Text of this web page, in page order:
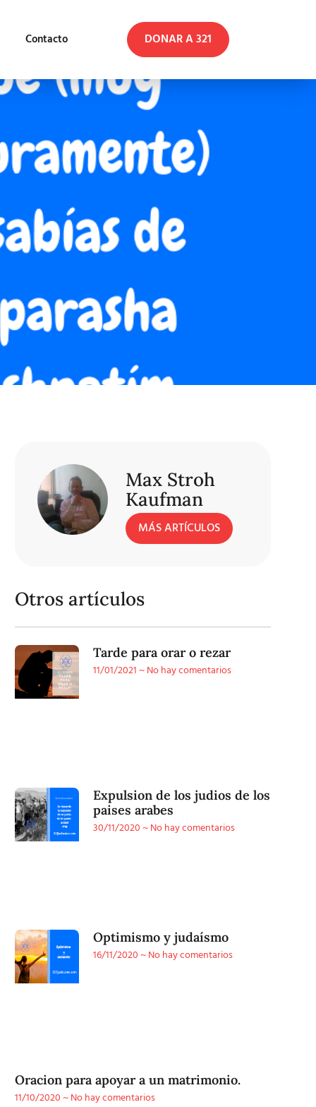
Contacto DONAR A 321
Max Stroh
Kaufman
MÁS ARTÍCULOS
Otros artículos
Tarde para orar o rezar
11/01/2021 No hay comentarios
Expulsion de los judios de los
paises arabes
30/11/2020 No hay comentarios
Optimismo y judaísmo
16/11/2020 No hay comentarios
Oracion para apoyar a un matrimonio.
11/10/2020 No hay comentarios